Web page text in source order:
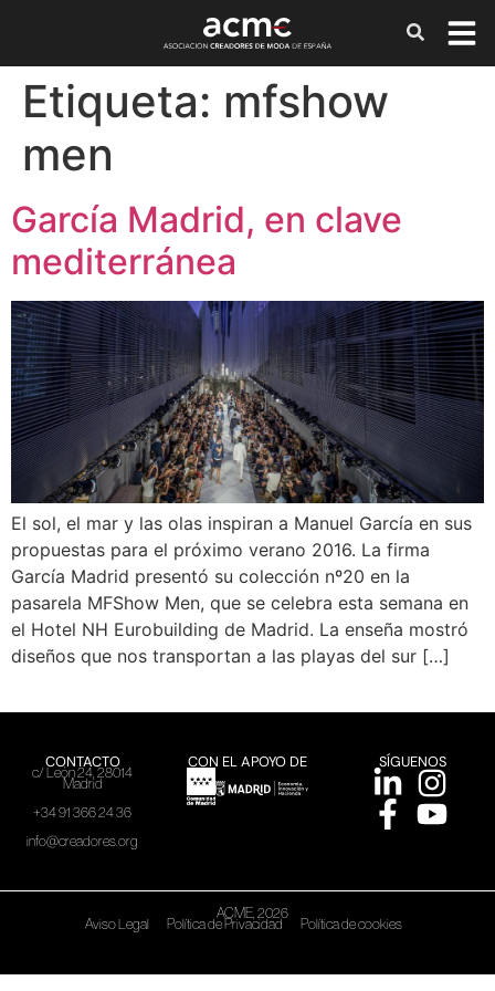
Etiqueta: mfshow
men
García Madrid, en clave
mediterránea
El sol, el mar y las olas inspiran a Manuel García en sus
propuestas para el próximo verano 2016. La firma
García Madrid presentó su colección nº20 en la
pasarela MFShow Men, que se celebra esta semana en
el Hotel NH Eurobuilding de Madrid. La enseña mostró
diseños que nos transportan a las playas del sur […]
CONTACTO
c/ León 24, 28014
Madrid
+34 91 366 24 36
info@creadores.org
CON EL APOYO DE SÍGUENOS
ACME, 2026
Aviso Legal Política de Privacidad Política de cookies